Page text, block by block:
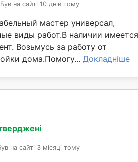
Був на сайті 10 днів тому
мастер универсал,
виды работ.В наличии имеется
Возьмусь за работу от
дома.Помогу... Докладніше
на сайті 3 місяці тому